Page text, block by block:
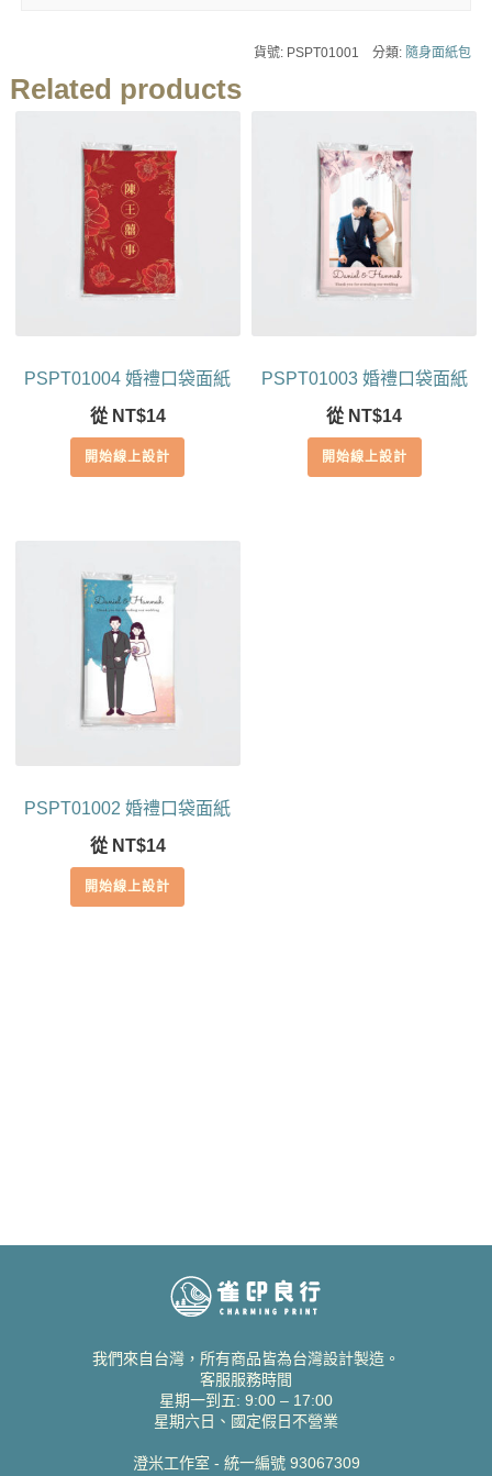
貨號: PSPT01001 分類: 隨身面紙包
Related products
PSPT01004 婚禮口袋面紙
從 NT$14
開始線上設計
PSPT01003 婚禮口袋面紙
從 NT$14
開始線上設計
PSPT01002 婚禮口袋面紙
從 NT$14
開始線上設計
我們來自台灣，所有商品皆為台灣設計製造。
客服服務時間
星期一到五: 9:00 – 17:00
星期六日、國定假日不營業
澄米工作室 - 統一編號 93067309